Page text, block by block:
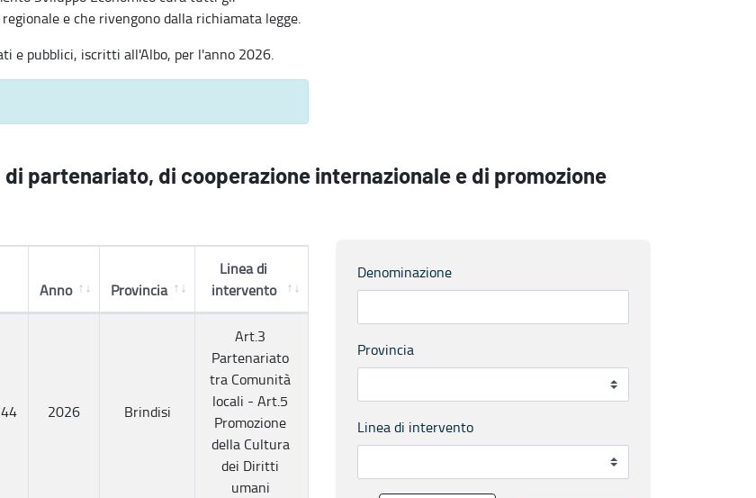
e che rivengono dalla richiamata legge.
e pubblici, iscritti all'Albo, per l'anno 2026.
partenariato, di cooperazione internazionale e di promozione
Anno Provincia
Linea di
intervento
2026 Brindisi
Art.3
Partenariato
tra Comunità
locali - Art.5
Promozione
della Cultura
dei Diritti
umani
Denominazione
Provincia
Linea di intervento